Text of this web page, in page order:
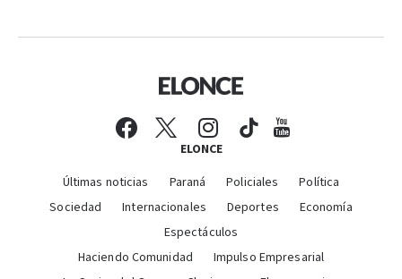
ELONCE
Últimas noticias Paraná Policiales
Política
Sociedad
Internacionales Deportes
Economía
Espectáculos
Haciendo Comunidad
Impulso Empresarial